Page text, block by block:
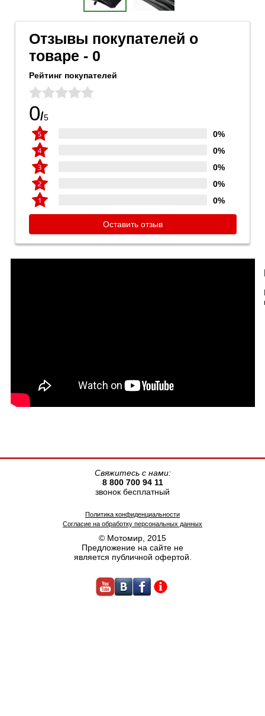
Отзывы покупателей о
товаре - 0
Рейтинг покупателей
0/5
0%
0%
0%
0%
0%
Оставить отзыв
© Мотомир, 2015
Предложение на сайте не
является публичной офертой.
Политика конфиденциальности
Согласие на обработку персональных данных
Свяжитесь с нами:
8 800 700 94 11
звонок бесплатный